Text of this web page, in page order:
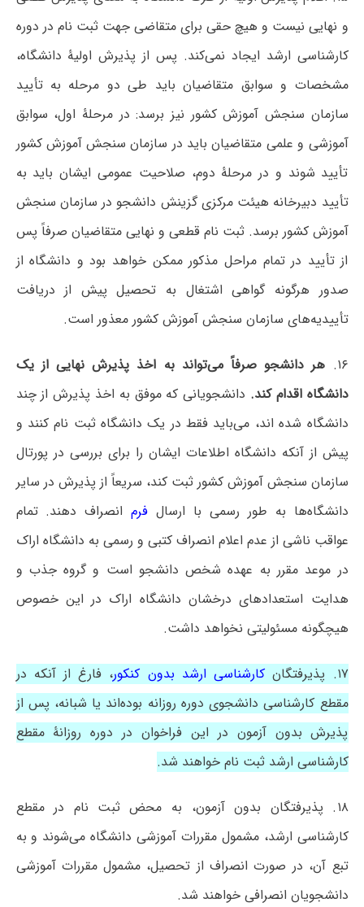
و نهایی نیست و هیچ حقی برای متقاضی جهت ثبت نام در دوره
کارشناسی ارشد ایجاد نمی‌کند. پس از پذیرش اولیۀ دانشگاه،
مشخصات و سوابق متقاضیان باید طی دو مرحله به تأیید
سازمان سنجش آموزش کشور نیز برسد: در مرحلۀ اول، سوابق
آموزشی و علمی متقاضیان باید در سازمان سنجش آموزش کشور
تأیید شوند و در مرحلۀ دوم، صلاحیت عمومی ایشان باید به
تأیید دبیرخانه هیئت مرکزی گزینش دانشجو در سازمان سنجش
آموزش کشور برسد. ثبت نام قطعی و نهایی متقاضیان صرفاً پس
از تأیید در تمام مراحل مذکور ممکن خواهد بود و دانشگاه از
صدور هرگونه گواهی اشتغال به تحصیل پیش از دریافت
تأییدیه‌های سازمان سنجش آموزش کشور معذور است.
۱۶.
هر دانشجو صرفاً می‌تواند به اخذ پذیرش نهایی از یک
دانشگاه اقدام کند. دانشجویانی که موفق به اخذ پذیرش از چند
دانشگاه شده اند، می‌باید فقط در یک دانشگاه ثبت نام کنند و
پیش از آنکه دانشگاه اطلاعات ایشان را برای بررسی در پورتال
سازمان سنجش آموزش کشور ثبت کند، سریعاً از پذیرش در سایر
دانشگاه‌ها به طور رسمی با ارسال فرمانصراف دهند. تمام
عواقب ناشی از عدم اعلام انصراف کتبی و رسمی به دانشگاه اراک
در موعد مقرر به عهده شخص دانشجو است و گروه جذب و
هدایت استعدادهای درخشان دانشگاه اراک در این خصوص
هیچگونه مسئولیتی نخواهد داشت.
۱۷. پذیرفتگان کارشناسی ارشد بدون کنکور، فارغ از آنکه در
مقطع کارشناسی دانشجوی دوره روزانه بوده‌اند یا شبانه، پس از
پذیرش بدون آزمون در این فراخوان در دوره روزانۀ مقطع
کارشناسی ارشد ثبت نام خواهند شد.
۱۸. پذیرفتگان بدون آزمون، به محض ثبت نام در مقطع
کارشناسی ارشد، مشمول مقررات آموزشی دانشگاه می‌شوند و به
تبع آن، در صورت انصراف از تحصیل، مشمول مقررات آموزشی
دانشجویان انصرافی خواهند شد.